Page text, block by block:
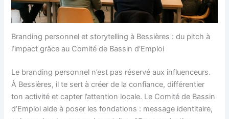
Branding personnel et storytelling à Bessières : du pitch à
l’impact grâce au Comité de Bassin d’Emploi
Le branding personnel n’est pas réservé aux influenceurs.
À Bessières, il te sert à créer de la confiance, différentier
ton activité et capter l’attention locale. Le Comité de Bassin
d’Emploi aide à poser les fondations : message identitaire,